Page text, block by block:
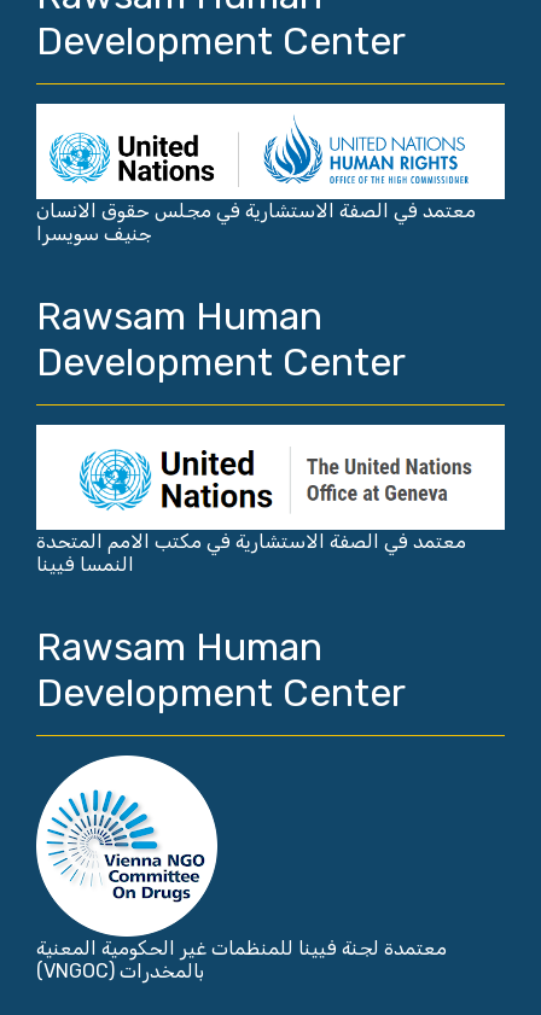
Development Center
معتمد في الصفة الاستشارية في مجلس حقوق الانسان
جنيف سويسرا
Rawsam Human
Development Center
معتمد في الصفة الاستشارية في مكتب الامم المتحدة
النمسا فيينا
Rawsam Human
Development Center
معتمدة لجنة فيينا للمنظمات غير الحكومية المعنية
بالمخدرات (VNGOC)